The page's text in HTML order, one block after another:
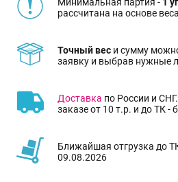
рассчитана на основе
Точный вес и сумму
заявку и выбрав нужные
Доставка по России и
заказе от 10 т.р. и до ТК -
Ближайшая отгрузка до
09.08.2026